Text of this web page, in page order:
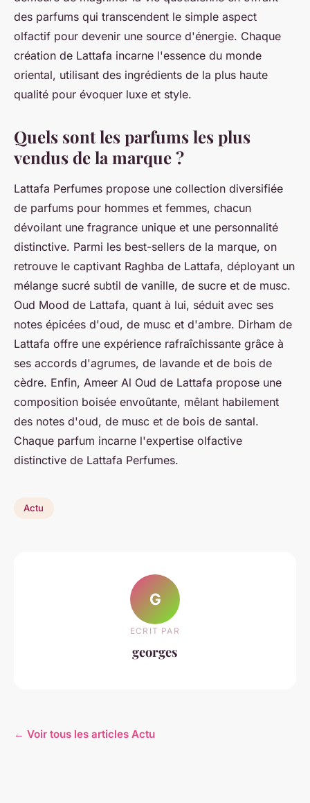
des parfums qui transcendent le simple aspect
olfactif pour devenir une source d'énergie. Chaque
création de Lattafa incarne l'essence du monde
oriental, utilisant des ingrédients de la plus haute
qualité pour évoquer luxe et style.
Quels sont les parfums les plus
vendus de la marque ?
Lattafa Perfumes propose une collection diversifiée
de parfums pour hommes et femmes, chacun
dévoilant une fragrance unique et une personnalité
distinctive. Parmi les best-sellers de la marque, on
retrouve le captivant Raghba de Lattafa, déployant un
mélange sucré subtil de vanille, de sucre et de musc.
Oud Mood de Lattafa, quant à lui, séduit avec ses
notes épicées d'oud, de musc et d'ambre. Dirham de
Lattafa offre une expérience rafraîchissante grâce à
ses accords d'agrumes, de lavande et de bois de
cèdre. Enfin, Ameer Al Oud de Lattafa propose une
composition boisée envoûtante, mêlant habilement
des notes d'oud, de musc et de bois de santal.
Chaque parfum incarne l'expertise olfactive
distinctive de Lattafa Perfumes.
Actu
G
ECRIT PAR
georges
← Voir tous les articles Actu